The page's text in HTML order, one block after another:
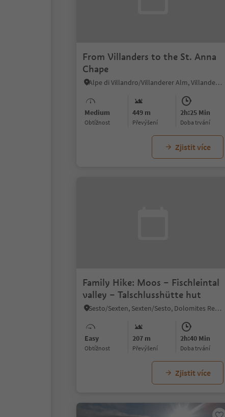
From Villanders to the St. Anna
Chape
Alpe di Villandro/Villanderer Alm, Villanders/Villandro, Brixen/Bressanone and environs
Medium
Obtížnost
449 m
Převýšení
2h:25 Min
doba trvání
Zjistit více
Family Hike: Moos – Fischleintal
valley – Talschlusshütte hut
Sesto/Sexten, Sexten/Sesto, Dolomites Region 3 Zinnen
Easy
Obtížnost
207 m
Převýšení
2h:40 Min
doba trvání
Zjistit více